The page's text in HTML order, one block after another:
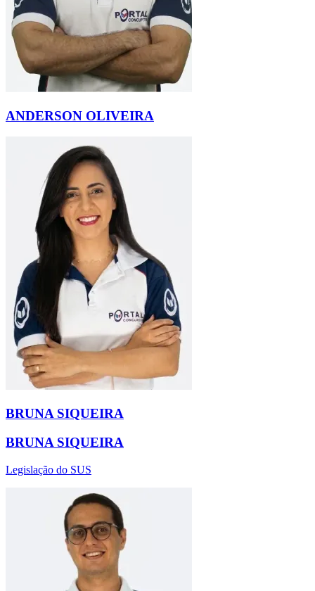
ANDERSON OLIVEIRA
BRUNA SIQUEIRA
BRUNA SIQUEIRA
Legislação do SUS